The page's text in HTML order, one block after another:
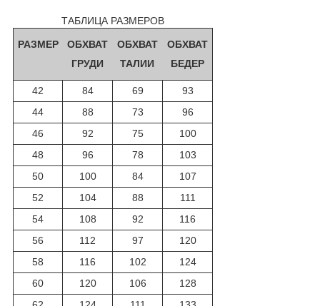
ТАБЛИЦА РАЗМЕРОВ
РАЗМЕР
ОБХВАТ
ГРУДИ
ОБХВАТ
ТАЛИИ
ОБХВАТ
БЕДЕР
42 84 69
93
44
88 73
96
46
92 75
100
48
96 78
103
50
100 84
107
52
104 88
111
54
108 92
116
56
112 97
120
58
116 102
124
60
120 106
128